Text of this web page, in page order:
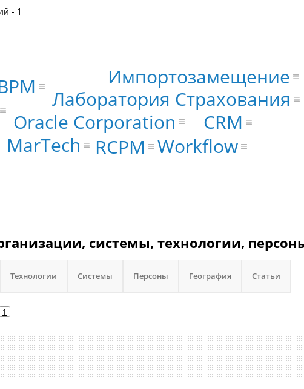
- 1
Oracle Corporation
Лаборатория Страхования
MarTech
RCPM Workflow
CRM
Импортозамещение
системы, технологии,
Технологии Системы Персоны География Статьи
1